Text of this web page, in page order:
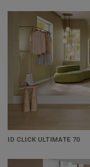
ID CLICK ULTIMATE 70